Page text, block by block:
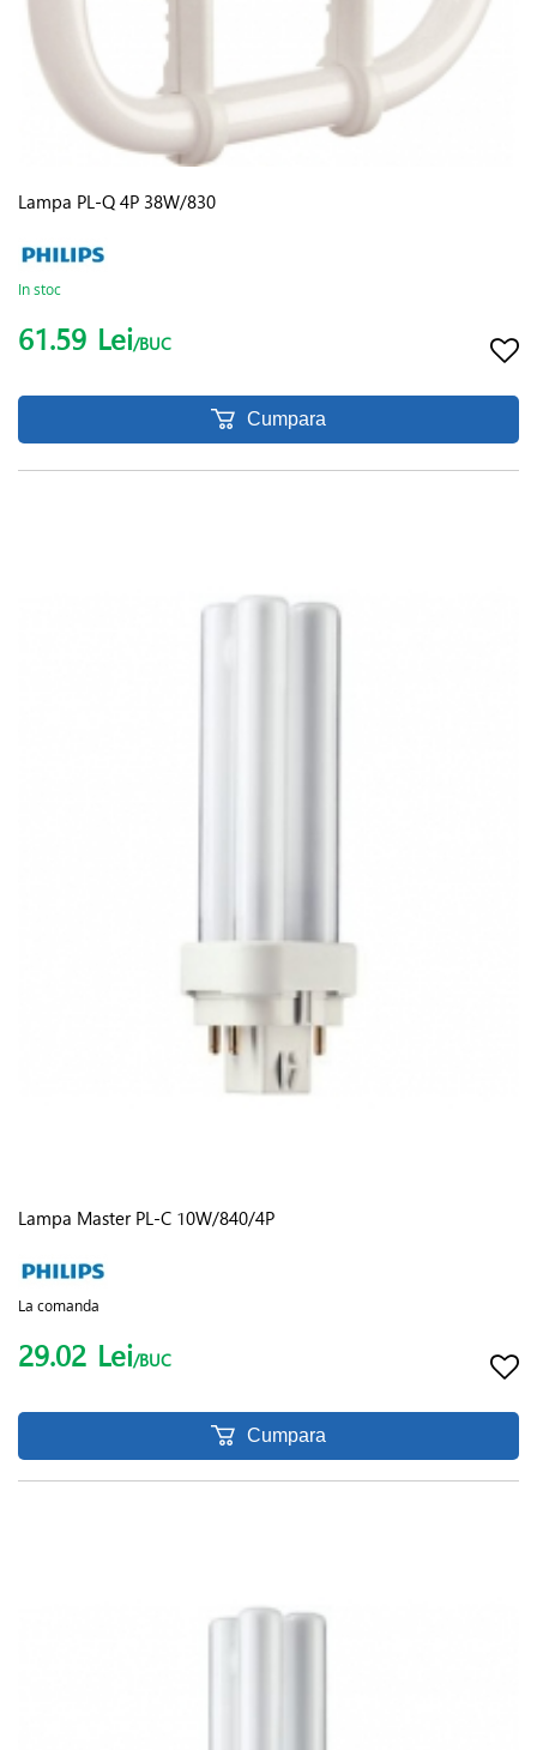
Lampa PL-Q 4P 38W/830
In stoc
61.59 Lei/BUC
Cumpara
Lampa Master PL-C 10W/840/4P
La comanda
29.02 Lei/BUC
Cumpara